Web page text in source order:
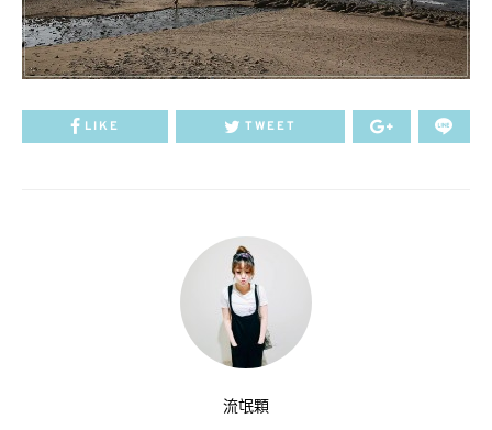
LIKE TWEET
流氓顆